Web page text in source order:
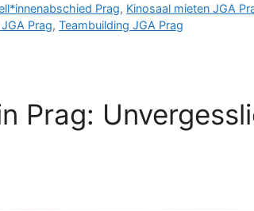
Prag, Kinosaal mieten JGA
Prag, Teambuilding JGA Prag
Prag: